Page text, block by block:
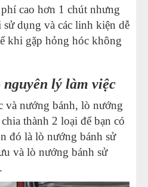
cao hơn 1 chút nhưng
dụng và các linh kiện dễ
khi gặp hỏng hóc không
lý làm việc
và nướng bánh, lò nướng
thành 2 loại để bạn có
đó là lò nướng bánh sử
và lò nướng bánh sử